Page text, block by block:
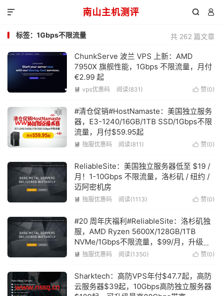
南山主机测评  

共 262 篇文章
标签：1Gbps不限流量
ChunkServe 波兰 VPS 上新：AMD
7950X 旗舰性能，1Gbps 不限流量，月付
€2.99 起
 赞(0)
 vps优惠码 阅读(831)
#清仓促销#HostNamaste：美国独立服务
器，E3-1240/16GB/1TB SSD/1Gbps不限
流量，月付$59.95起
 赞(0)
 独服优惠码 阅读(811)
ReliableSite：美国独立服务器低至 $19 /
月！1-10Gbps 不限流量，洛杉矶 / 纽约 /
迈阿密机房
 赞(0)
 独服优惠码 阅读(1113)
#20 周年庆福利#ReliableSite：洛杉矶独
服，AMD Ryzen 5600X/128GB/1TB
NVMe/1Gbps不限流量，$99/月，升级
2Gbps 不限流量，仅需月加 $20！
 赞(0)
 独服优惠码 阅读(1350)
Sharktech：高防VPS年付$47.7起，高防
云服务器$39起，10Gbps高防独立服务器